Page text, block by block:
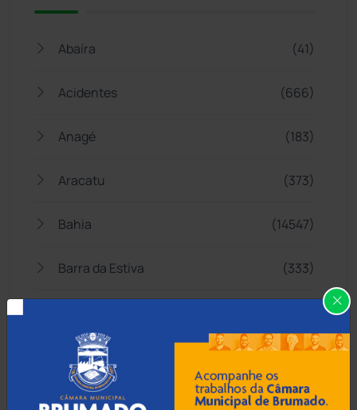
Abaíra (41)
Acidentes (666)
Anagé (183)
Aracatu (373)
Bahia (14547)
Barra da Estiva (333)
Belo Campo (57)
Bom Jesus da Lapa (510)